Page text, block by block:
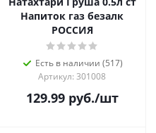
Напиток газ безалк
РОССИЯ
Есть в наличии (517)
Артикул: 301008
129.99руб./шт